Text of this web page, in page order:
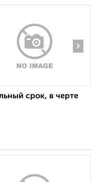
›
срок, в черте